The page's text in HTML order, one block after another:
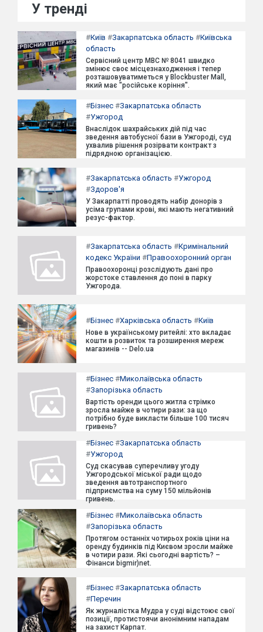
У тренді
#Київ #Закарпатська область #Київська
область
Сервісний центр МВС № 8041 швидко
змінює своє місцезнаходження і тепер
розташовуватиметься у Blockbuster Mall,
який має "російське коріння".
#Бізнес #Закарпатська область
#Ужгород
Внаслідок шахрайських дій під час
зведення автобусної бази в Ужгороді, суд
ухвалив рішення розірвати контракт з
підрядною організацією.
#Закарпатська область #Ужгород
#Здоров'я
У Закарпатті проводять набір донорів з
усіма групами крові, які мають негативний
резус-фактор.
#Закарпатська область #Кримінальний
кодекс України #Правоохоронний орган
Правоохоронці розслідують дані про
жорстоке ставлення до поні в парку
Ужгорода.
#Бізнес #Харківська область #Київ
Нове в українському ритейлі: хто вкладає
кошти в розвиток та розширення мереж
магазинів -- Delo.ua
#Бізнес #Миколаївська область
#Запорізька область
Вартість оренди цього житла стрімко
зросла майже в чотири рази: за що
потрібно буде викласти більше 100 тисяч
гривень?
#Бізнес #Закарпатська область
#Ужгород
Суд скасував суперечливу угоду
Ужгородської міської ради щодо
зведення автотранспортного
підприємства на суму 150 мільйонів
гривень.
#Бізнес #Миколаївська область
#Запорізька область
Протягом останніх чотирьох років ціни на
оренду будинків під Києвом зросли майже
в чотири рази. Які сьогодні вартість? –
Фінанси bigmir)net.
#Бізнес #Закарпатська область
#Перечин
Як журналістка Мудра у суді відстоює свої
позиції, протистоячи анонімним нападам
на захист Карпат.